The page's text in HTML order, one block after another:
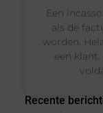
Recente
Een
als de
worden.
een